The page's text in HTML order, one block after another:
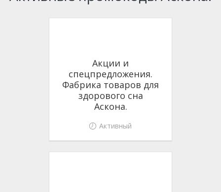
Акции и
спецпредложения.
Фабрика товаров для
здорового сна
Аскона.
Активный